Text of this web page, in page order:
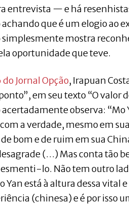
entrevista — e há
achando que é um elogio ao
simplesmente mostra
oportunidade que teve.
Jornal Opção, Irapuan
em seu texto “O valor
observa: “Mo
a verdade, mesmo em
bom e de ruim em sua
(…) Mas conta tão
lo. Não tem outro
Yan está à altura dessa vital
(chinesa) e é por isso